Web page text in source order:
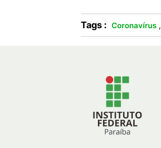
Tags : Coronavírus ,